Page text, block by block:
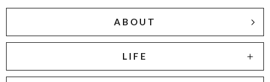
ABOUT
LIFE